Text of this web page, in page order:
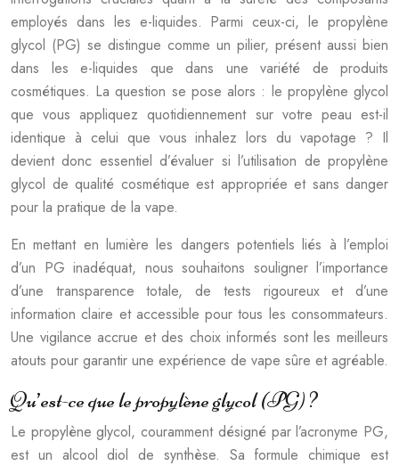
employés dans les e-liquides. Parmi ceux-ci, le propylène
glycol (PG) se distingue comme un pilier, présent aussi bien
dans les e-liquides que dans une variété de produits
cosmétiques. La question se pose alors : le propylène glycol
que vous appliquez quotidiennement sur votre peau est-il
identique à celui que vous inhalez lors du vapotage ? Il
devient donc essentiel d’évaluer si l’utilisation de propylène
glycol de qualité cosmétique est appropriée et sans danger
pour la pratique de la vape.
En mettant en lumière les dangers potentiels liés à l’emploi
d’un PG inadéquat, nous souhaitons souligner l’importance
d’une transparence totale, de tests rigoureux et d’une
information claire et accessible pour tous les consommateurs.
Une vigilance accrue et des choix informés sont les meilleurs
atouts pour garantir une expérience de vape sûre et agréable.
Qu’est-ce que le propylène glycol (PG) ?
Le propylène glycol, couramment désigné par l’acronyme PG,
est un alcool diol de synthèse. Sa formule chimique est